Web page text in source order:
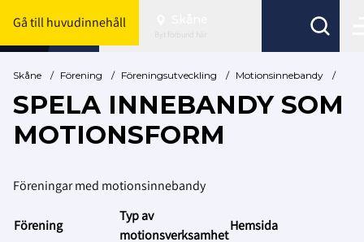
Gå till huvudinnehåll
Byt förbund här
Skåne / Förening / Föreningsutveckling / Motionsinnebandy /
SPELA INNEBANDY SOM
MOTIONSFORM
Föreningar med motionsinnebandy
Förening
Typ av
motionsverksamhet
Hemsida